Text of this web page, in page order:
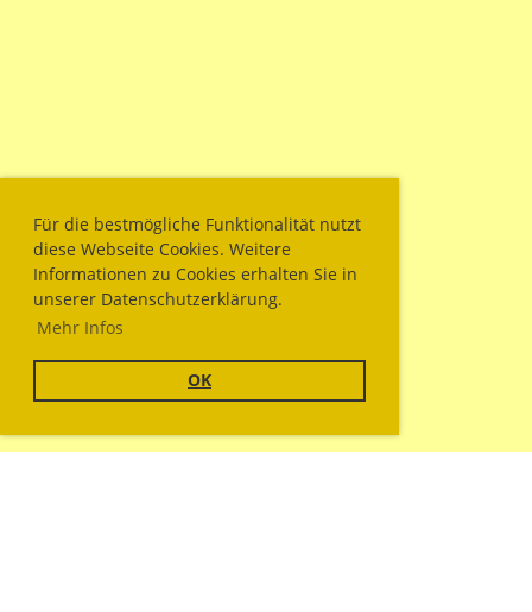
Für die bestmögliche Funktionalität nutzt
diese Webseite Cookies. Weitere
Informationen zu Cookies erhalten Sie in
unserer Datenschutzerklärung.
Mehr Infos
OK